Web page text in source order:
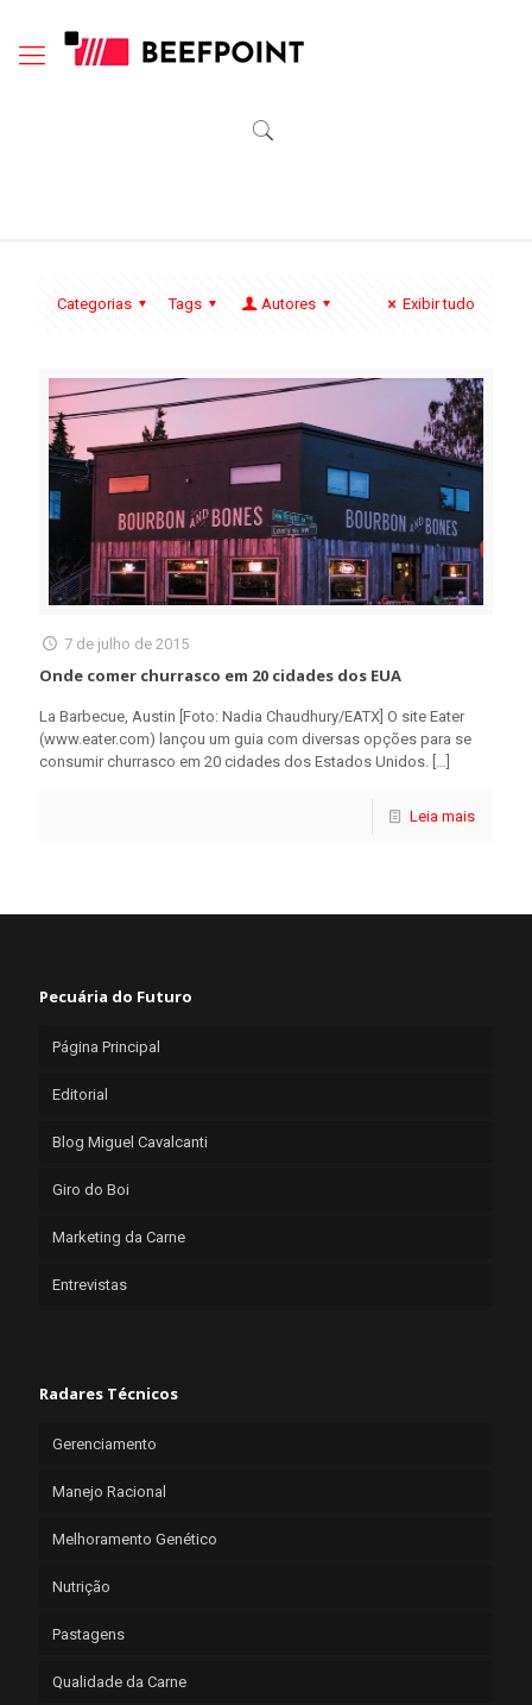
Categorias Tags Autores Exibir tudo
7 de julho de 2015
Onde comer churrasco em 20 cidades dos EUA
La Barbecue, Austin [Foto: Nadia Chaudhury/EATX] O site Eater
(www.eater.com) lançou um guia com diversas opções para se
consumir churrasco em 20 cidades dos Estados Unidos. […]
Leia mais
Pecuária do Futuro
Página Principal
Editorial
Blog Miguel Cavalcanti
Giro do Boi
Marketing da Carne
Entrevistas
Radares Técnicos
Gerenciamento
Manejo Racional
Melhoramento Genético
Nutrição
Pastagens
Qualidade da Carne